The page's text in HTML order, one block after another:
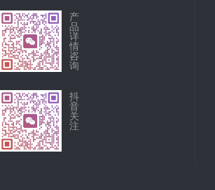
产
品
详
情
咨
询
抖
音
关
注